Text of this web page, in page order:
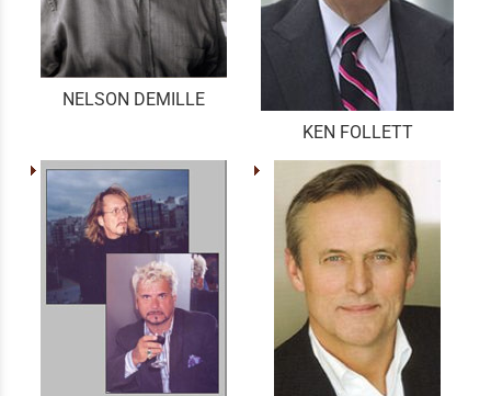
NELSON DEMILLE
KEN FOLLETT